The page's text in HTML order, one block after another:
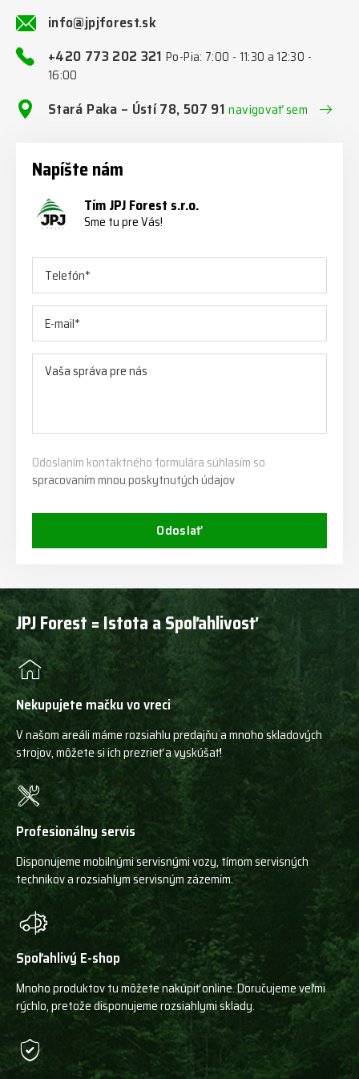
info@jpjforest.sk
+420 773 202 321Po-Pia: 7:00 - 11:30 a 12:30 -
16:00
Stará Paka – Ústí 78, 507 91navigovať sem
Napíšte nám
Tím JPJ Forest s.r.o.
Sme tu pre Vás!
Odoslaním kontaktného formulára súhlasím so
spracovaním mnou poskytnutých údajov
Odoslať
JPJ Forest = Istota a Spoľahlivosť
Nekupujete mačku vo vreci
V našom areáli máme rozsiahlu predajňu a mnoho skladových
strojov, môžete si ich prezrieť a vyskúšať!
Profesionálny servis
Disponujeme mobilnými servisnými vozy, tímom servisných
technikov a rozsiahlym servisným zázemím.
Spoľahlivý E-shop
Mnoho produktov tu môžete nakúpiť online. Doručujeme veľmi
rýchlo, pretože disponujeme rozsiahlymi sklady.